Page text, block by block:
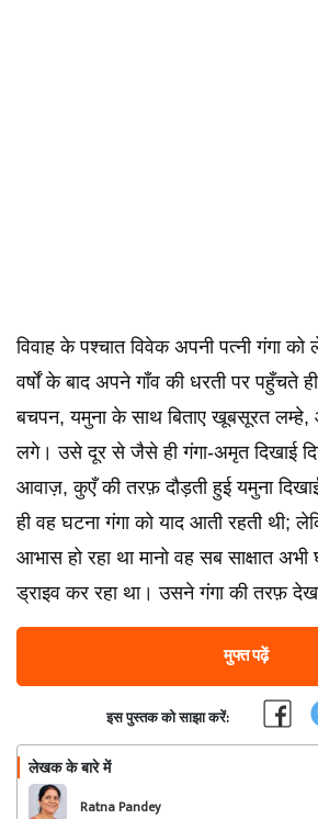
विवाह के पश्चात विवेक अपनी पत्नी गंगा
वर्षों के बाद अपने गाँव की धरती पर पहुँचते
बचपन, यमुना के साथ बिताए खूबसूरत लम्हे,
लगे। उसे दूर से जैसे ही गंगा-अमृत दिखाई
आवाज़, कुएँ की तरफ़ दौड़ती हुई यमुना
ही वह घटना गंगा को याद आती रहती थी;
आभास हो रहा था मानो वह सब साक्षात
ड्राइव कर रहा था। उसने गंगा की तरफ़
मुफ्त पढ़ें
इस पुस्तक को साझा करें:
लेखक के बारे में
Ratna Pandey